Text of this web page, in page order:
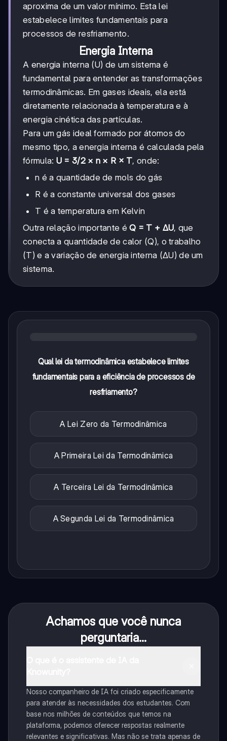
aproxima de um valor mínimo. Esta lei
estabelece limites fundamentais para
processos de resfriamento.
Energia Interna
A energia interna (U) de um sistema é
fundamental para entender as transformações
termodinâmicas. Em gases ideais, ela está
diretamente relacionada à temperatura e à
energia cinética das partículas.
Para um gás ideal formado por átomos do
mesmo tipo, a energia interna é calculada pela
fórmula: U = 3/2 × n × R × T, onde:
n é a quantidade de mols do gás
R é a constante universal dos gases
T é a temperatura em Kelvin
Outra relação importante éQ = T + ΔU, que
conecta a quantidade de calor (Q), o trabalho
(T) e a variação de energia interna (ΔU) de um
sistema.
Qual lei da termodinâmica estabelece limites
fundamentais para a eficiência de processos de
resfriamento?
A Lei Zero da Termodinâmica
A Primeira Lei da Termodinâmica
A Terceira Lei da Termodinâmica
A Segunda Lei da Termodinâmica
Achamos que você nunca
perguntaria...
Nosso companheiro de IA foi criado especificamente
para atender às necessidades dos estudantes. Com
base nos milhões de conteúdos que temos na
plataforma, podemos oferecer respostas realmente
relevantes e significativas. Mas não se trata apenas de